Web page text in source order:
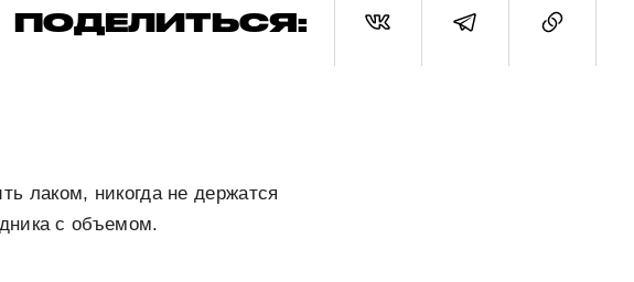
ПОДЕЛИТЬСЯ:
лаком, никогда не держатся
с объемом.